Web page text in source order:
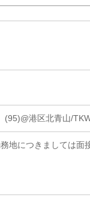
(95)@港区北青山/
地につきましては面